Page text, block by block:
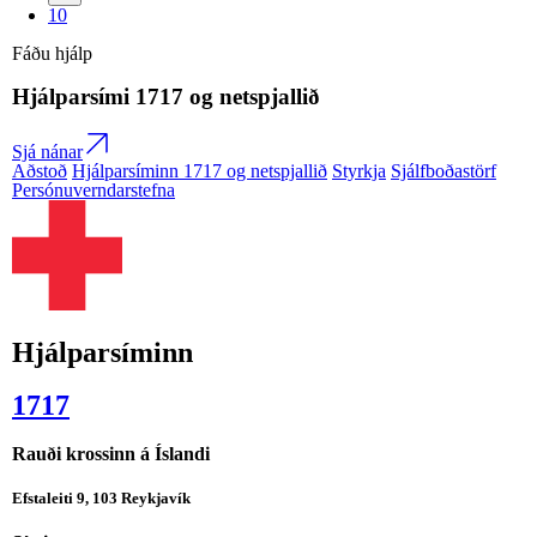
10
Fáðu hjálp
Hjálparsími 1717 og netspjallið
Sjá nánar
Aðstoð Hjálparsíminn 1717 og netspjallið Styrkja Sjálfboðastörf
Persónuverndarstefna
Hjálparsíminn
1717
Rauði krossinn á Íslandi
Efstaleiti 9, 103 Reykjavík